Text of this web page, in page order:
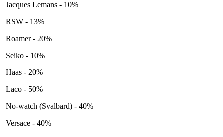
Jacques Lemans - 10%
RSW - 13%
Roamer - 20%
Seiko - 10%
Haas - 20%
Laco - 50%
No-watch (Svalbard) - 40%
Versace - 40%